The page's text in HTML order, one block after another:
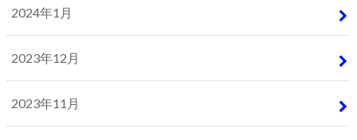
2024年1月
2023年12月
2023年11月